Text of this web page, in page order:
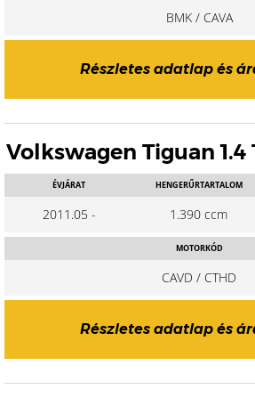
BMK / CAVA
Részletes adatlap és
Volkswagen Tiguan 1.4
ÉVJÁRAT
2011.05 -
HENGERŰRTARTALOM
1.390 ccm
MOTORKÓD
CAVD / CTHD
Részletes adatlap és